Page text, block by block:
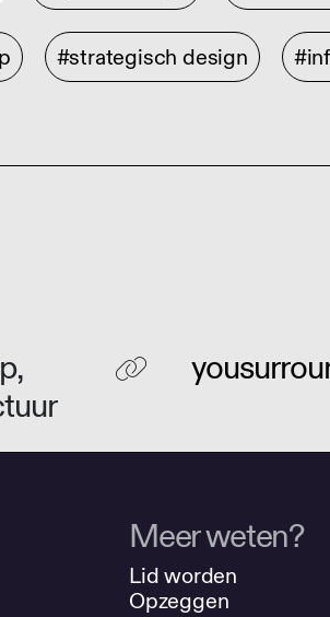
#strategisch design
Meer weten?
Lid worden
Opzeggen